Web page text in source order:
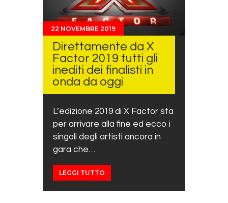
22 NOVEMBRE 2019
Direttamente da X
Factor 2019 tutti gli
inediti dei finalisti in
onda da oggi
L’edizione 2019 di X Factor sta
per arrivare alla fine ed ecco i
singoli degli artisti ancora in
gara che…
LEGGI TUTTO